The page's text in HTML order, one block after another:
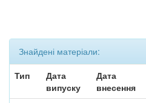
Знайдені матеріали:
Тип
Дата
випуску
Дата
внесення